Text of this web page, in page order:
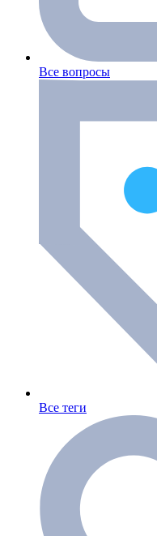
Все вопросы
Все теги